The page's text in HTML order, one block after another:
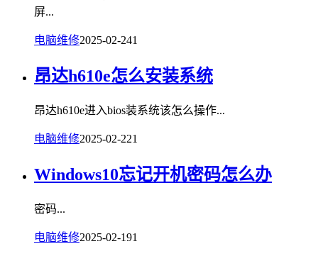
屏...
电脑维修2025-02-241
昂达h610e怎么安装系统
昂达h610e进入bios装系统该怎么操作...
电脑维修2025-02-221
Windows10忘记开机密码怎么办
密码...
电脑维修2025-02-191